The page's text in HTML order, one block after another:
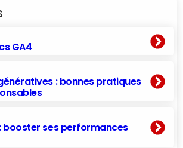
GA4
: bonnes pratiques
booster ses performances